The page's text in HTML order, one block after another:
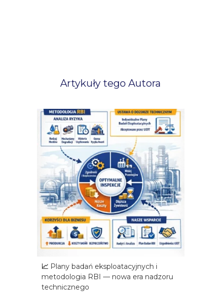
Artykuły tego Autora
📈 Plany badań eksploatacyjnych i
metodologia RBI — nowa era nadzoru
technicznego